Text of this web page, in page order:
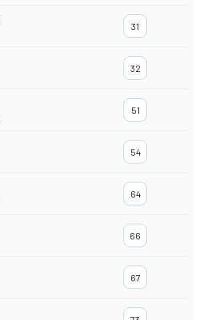
31
32
51
54
64
66
67